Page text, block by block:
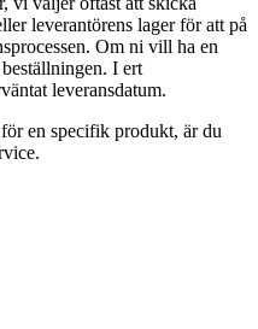
leverantörens lager för att på
Om ni vill ha en
I ert
leveransdatum.
en specifik produkt, är du